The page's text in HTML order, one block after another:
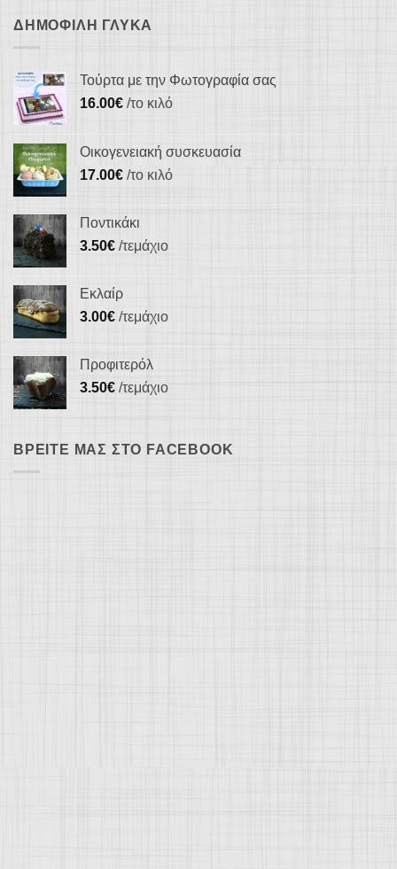
ΔΗΜΟΦΙΛΉ ΓΛΥΚΆ
Τούρτα με την Φωτογραφία σας
16.00€ /το κιλό
Οικογενειακή συσκευασία
17.00€ /το κιλό
Ποντικάκι
3.50€ /τεμάχιο
Εκλαίρ
3.00€ /τεμάχιο
Προφιτερόλ
3.50€ /τεμάχιο
ΒΡΕΊΤΕ ΜΑΣ ΣΤΟ FACEBOOK